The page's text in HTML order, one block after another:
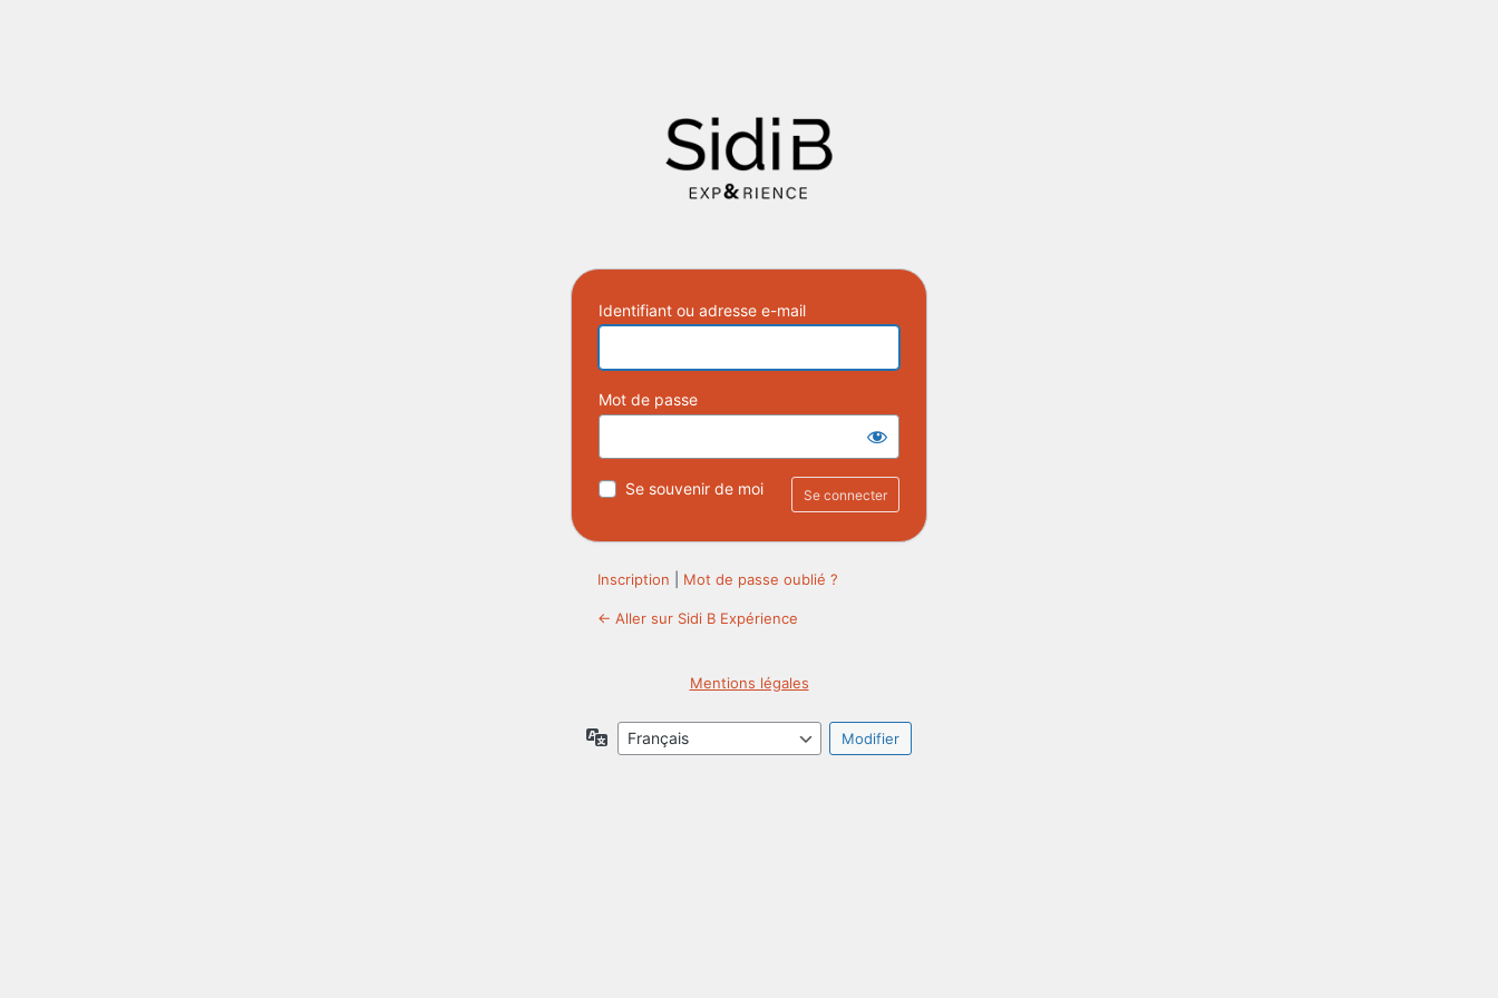
Identifiant ou adresse e-mail
Mot de passe
Se souvenir de moi
Inscription Mot de passe oublié ?
← Aller sur Sidi B Expérience
Mentions légales
Langue